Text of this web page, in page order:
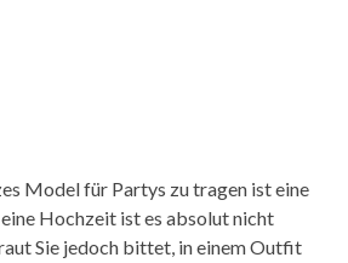
Model für Partys zu tragen ist eine
Hochzeit ist es absolut nicht
Sie jedoch bittet, in einem Outfit